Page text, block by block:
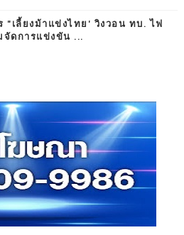
"เลี้ยงม้าแข่งไทย' วิงวอน ทบ. ไฟ
จัดการแข่งขัน ...